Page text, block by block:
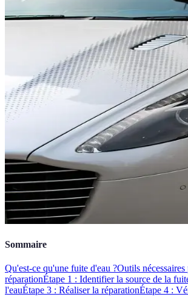
Sommaire
Qu'est-ce qu'une fuite d'eau ?Outils
réparationÉtape 1 : Identifier la source de la
l'eauÉtape 3 : Réaliser la réparationÉtape 4 :